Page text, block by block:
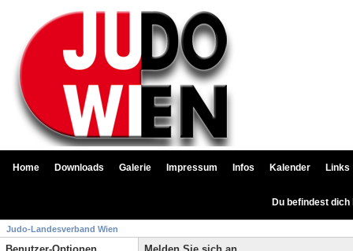
Home Downloads Galerie Impressum Infos Kalender Links
Du befindest
Judo-Landesverband Wien